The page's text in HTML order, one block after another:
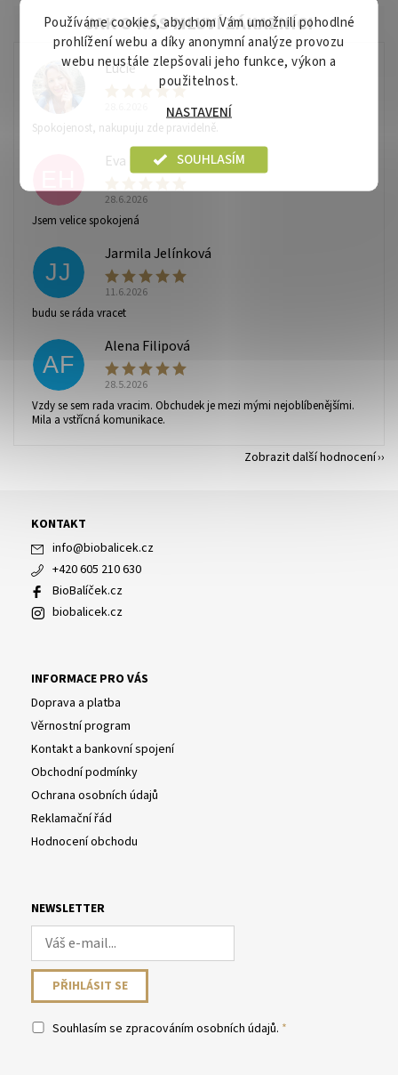
Vaše osobní údaje budou zpracovány dle
ochrany osobních údajů
L
Lucie
Spokojenost, nakupuju zde pravidelně.
Eva Hadravová
28.6.2026
Jsem velice spokojená
JJ
Jarmila Jelínková
11.6.2026
budu se ráda vracet
AF
Alena Filipová
28.5.2026
Vzdy se sem rada vracim. Obchudek je mezi mými nejoblíbenějšími.
Mila a vstřícná komunikace.
Zobrazit další hodnocení
KONTAKT
info@biobalicek.cz
+420 605 210 630
BioBalíček.cz
biobalicek.cz
INFORMACE PRO VÁS
Doprava a platba
Věrnostní program
Kontakt a bankovní spojení
Obchodní podmínky
Ochrana osobních údajů
Reklamační řád
Hodnocení obchodu
NEWSLETTER
Souhlasím se zpracováním osobních údajů.
Používáme cookies, abychom Vám umožnili pohodlné
prohlížení webu a díky anonymní analýze provozu
webu neustále zlepšovali jeho funkce, výkon a
použitelnost.
NASTAVENÍ
SOUHLASÍM